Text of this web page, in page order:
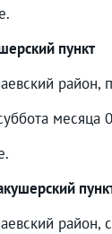
пункт
район,
район,